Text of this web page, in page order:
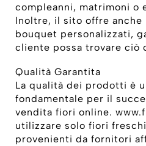
compleanni, matrimoni o
Inoltre, il sito offre anche
bouquet personalizzati,
cliente possa trovare ciò
Qualità Garantita
La qualità dei prodotti è
fondamentale per il
vendita fiori online.
utilizzare solo fiori
provenienti da fornitori